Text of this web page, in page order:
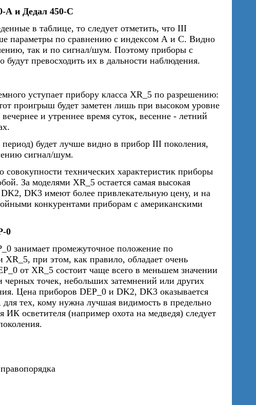
А и Дедал 450-С
в таблице, то следует отметить, что III
параметры по сравнению с индексом А и С. Видно
так и по сигнал/шум. Поэтому приборы с
превосходить их в дальности наблюдения.
уступает прибору класса XR_5 по разрешению:
проигрыш будет заметен лишь при высоком уровне
и утреннее время суток, весенне - летний
будет лучше видно в прибор III поколения,
сигнал/шум.
совокупности технических характеристик приборы
За моделями XR_5 остается самая высокая
DK3 имеют более привлекательную цену, и на
конкурентами приборам с американскими
0
занимает промежуточное положение по
при этом, как правило, обладает очень
от XR_5 состоит чаще всего в меньшем значении
точек, небольших затемнений или других
Цена приборов DEP_0 и DK2, DK3 оказывается
тех, кому нужна лучшая видимость в предельно
ИК осветителя (например охота на медведя) следует